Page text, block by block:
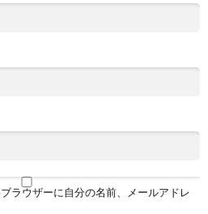
ラウザーに自分の名前、メールアドレ